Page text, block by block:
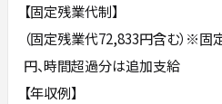
【固定残業代制】
（固定残業代72,833円含む）※
円、時間超過分は追加支給
【年収例】